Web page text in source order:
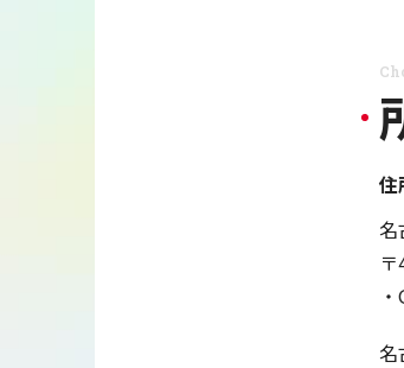
住